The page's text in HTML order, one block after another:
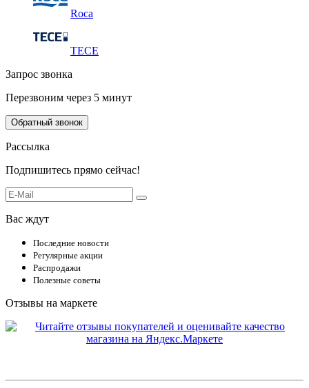
Roca
TECE
Запрос звонка
Перезвоним через 5 минут
Обратный звонок
Рассылка
Подпишитесь прямо сейчас!
Вас ждут
Последние новости
Регулярные акции
Распродажи
Полезные советы
Отзывы на маркете